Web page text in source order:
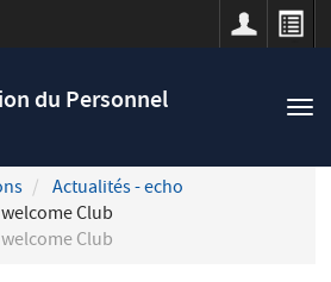
du Personnel
Actualités - echo
Club
Club